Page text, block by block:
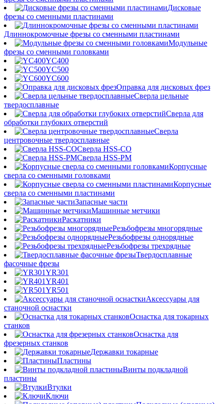
Дисковые
фрезы со сменными пластинами
Длиннокромочные фрезы со сменными пластинами
Модульные
фрезы со сменными головками
YC400
YC500
YC600
Оправка для дисковых фрез
Сверла цельные
твердосплавные
Сверла для
обработки глубоких отверстий
Сверла
центровочные твердосплавные
Сверла HSS-CO
Сверла HSS-PM
Корпусные
сверла со сменными головками
Корпусные
сверла со сменными пластинами
Запасные части
Машинные метчики
Раскатники
Резьбофрезы многорядные
Резьбофрезы однорядные
Резьбофрезы трехрядные
Твердосплавные
фасочные фрезы
YR301
YR401
YR501
Аксессуары для
станочной оснастки
Оснастка для токарных
станков
Оснастка для
фрезерных станков
Державки токарные
Пластины
Винты подкладной
пластины
Втулки
Ключи